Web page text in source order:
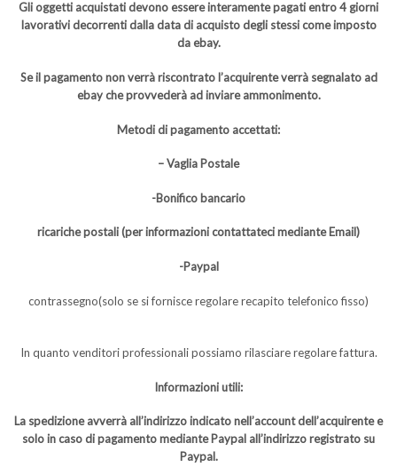
Gli oggetti acquistati devono essere interamente pagati entro 4 giorni
lavorativi decorrenti dalla data di acquisto degli stessi come imposto
da ebay.
Se il pagamento non verrà riscontrato l’acquirente verrà segnalato ad
ebay che provvederà ad inviare ammonimento.
Metodi di pagamento accettati:
– Vaglia Postale
-Bonifico bancario
ricariche postali (per informazioni contattateci mediante Email)
-Paypal
contrassegno(solo se si fornisce regolare recapito telefonico fisso)
In quanto venditori professionali possiamo rilasciare regolare fattura.
Informazioni utili:
La spedizione avverrà all’indirizzo indicato nell’account dell’acquirente e
solo in caso di pagamento mediante Paypal all’indirizzo registrato su
Paypal.